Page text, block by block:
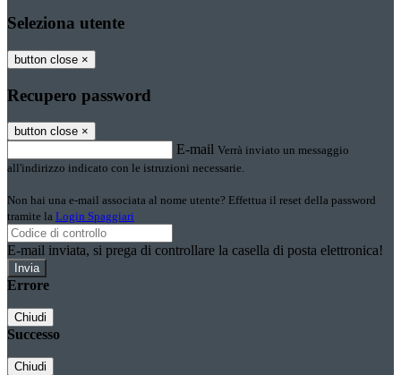
Seleziona utente
button close ×
Recupero password
button close ×
E-mail Verrà inviato un messaggio
all'indirizzo indicato con le istruzioni necessarie.
Non hai una e-mail associata al nome utente? Effettua il reset della password
tramite la Login Spaggiari
E-mail inviata, si prega di controllare la casella di posta elettronica!
Errore
Chiudi
Successo
Chiudi